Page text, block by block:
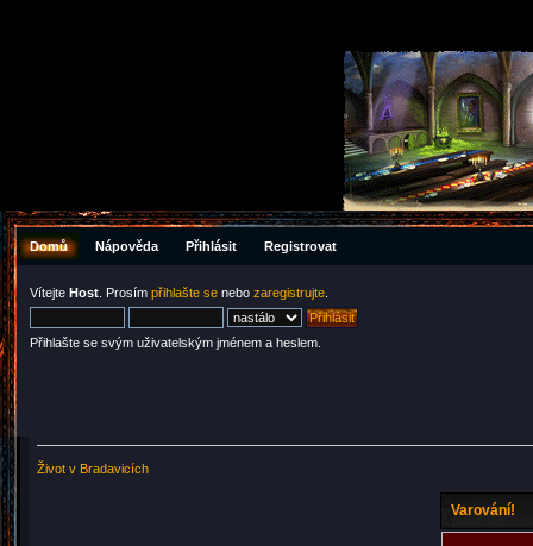
Domů Nápověda Přihlásit Registrovat
Vítejte Host . Prosím přihlašte se nebo zaregistrujte
Přihlašte se svým uživatelským jménem a heslem.
Život v Bradavicích
Varování!